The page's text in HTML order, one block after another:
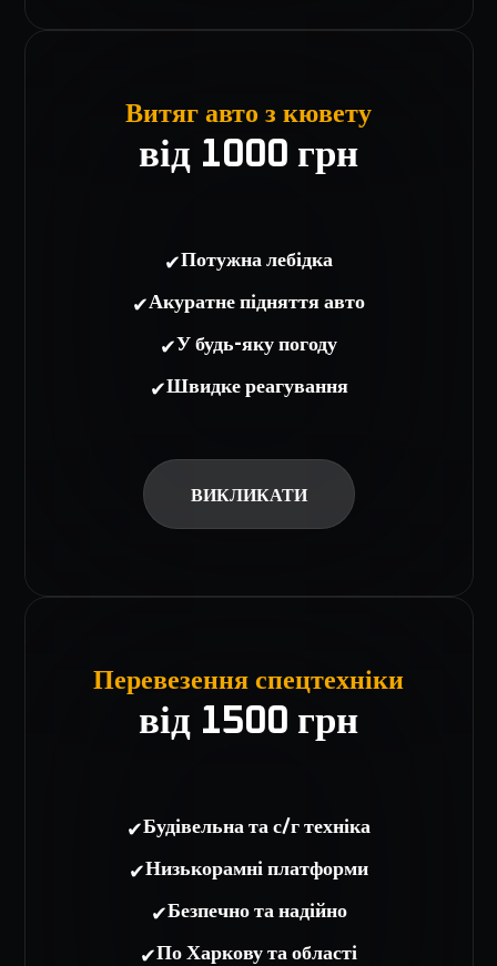
Витяг авто з кювету
від 1000 грн
✔Потужна лебідка
✔Акуратне підняття авто
✔У будь-яку погоду
✔Швидке реагування
ВИКЛИКАТИ
Перевезення спецтехніки
від 1500 грн
✔Будівельна та с/г техніка
✔Низькорамні платформи
✔Безпечно та надійно
✔По Харкову та області